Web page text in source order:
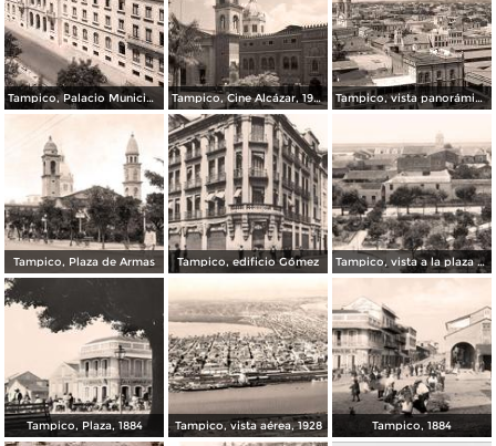
Tampico, Palacio Municipal, 1944 Tampico, Cine Alcázar, 1947 Tampico, vista panorámica, 1926
Tampico, Plaza de Armas Tampico, edificio Gómez Tampico, vista a la plaza desde la Parroquia, 1884
Tampico, Plaza, 1884 Tampico, vista aérea, 1928 Tampico, 1884